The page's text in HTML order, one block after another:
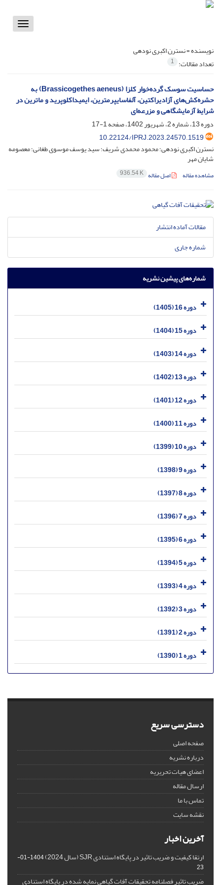
Toggle
نویسنده =نسترن اکبری نودهی
تعداد مقالات: 1
حساسیت سوسک گرده‌خوار کلزا (Brassicogethes aeneus) به
حشره‌کش‌های آزادیراکتین، آلفاسایپرمترین، ایمیداکلوپرید و ماترین در
شرایط آزمایشگاهی و مزرعه‌ای
دوره 13، شماره 2، شهریور 1402، صفحه
1-17
10.22124/IPRJ.2023.24570.1519
نسترن اکبری نودهی؛ محمود محمدی شریف؛ سید یوسف موسوی طغانی؛ معصومه
شایان مهر
مشاهده مقاله اصل مقاله 936.54 K
مقالات آماده انتشار
شماره جاری
شماره‌های پیشین نشریه
دوره 16 (1405)
دوره 15 (1404)
دوره 14 (1403)
دوره 13 (1402)
دوره 12 (1401)
دوره 11 (1400)
دوره 10 (1399)
دوره 9 (1398)
دوره 8 (1397)
دوره 7 (1396)
دوره 6 (1395)
دوره 5 (1394)
دوره 4 (1393)
دوره 3 (1392)
دوره 2 (1391)
دوره 1 (1390)
دسترسی سریع
صفحه اصلی
درباره نشریه
اعضای هیات تحریریه
ارسال مقاله
تماس با ما
نقشه سایت
آخرین اخبار
ارتقا کیفیت و ضریب تاثیر در پایگاه استنادی SJR (سال 2024)
1404-01-
23
ضریب تاثیر فصلنامه تحقیقات آفات گیاهی نمایه شده در پایگاه استنادی